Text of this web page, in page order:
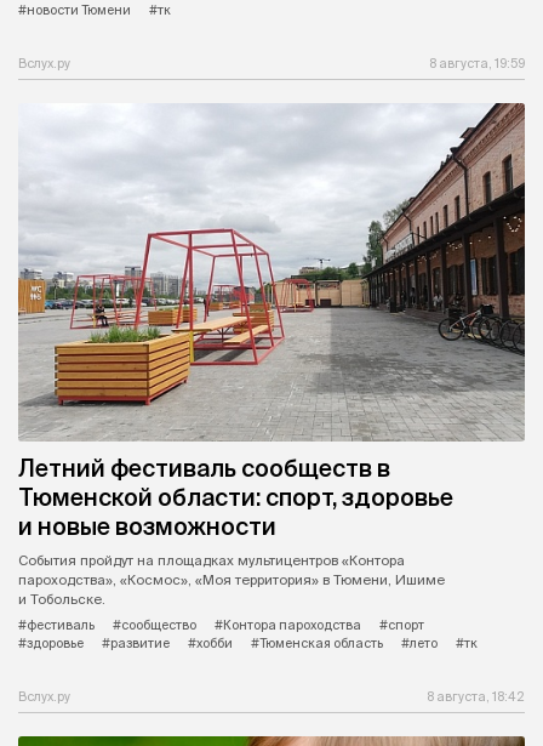
#новости Тюмени
#тк
Вслух.ру 8 августа, 19:59
Летний фестиваль сообществ в
Тюменской области: спорт, здоровье
и новые возможности
События пройдут на площадках мультицентров «Контора
пароходства», «Космос», «Моя территория» в Тюмени, Ишиме
и Тобольске.
#фестиваль
#сообщество #Контора пароходства
#спорт
#здоровье
#развитие #хобби #Тюменская область #лето #тк
Вслух.ру 8 августа, 18:42